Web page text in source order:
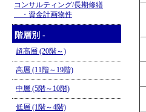
コンサルティング/長期修繕
・資金計画物件
階層別 -
超高層 (20階～)
高層 (11階～19階)
中層 (5階～10階)
低層 (1階～4階)